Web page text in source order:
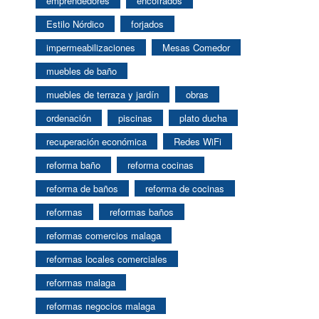
Estilo Nórdico
forjados
impermeabilizaciones
Mesas Comedor
muebles de baño
muebles de terraza y jardín
obras
ordenación
piscinas
plato ducha
recuperación económica
Redes WiFi
reforma baño
reforma cocinas
reforma de baños
reforma de cocinas
reformas
reformas baños
reformas comercios malaga
reformas locales comerciales
reformas malaga
reformas negocios malaga